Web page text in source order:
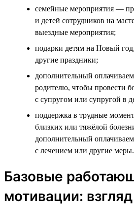
семейные мероприятия —
и детей сотрудников на
выездные мероприятия;
подарки детям на Новый
другие праздники;
дополнительный
родителю, чтобы провести
с супругом или супругой в
поддержка в трудные
близких или тяжёлой
дополнительный
с лечением или другие меры.
Базовые
мотивации: взгляд